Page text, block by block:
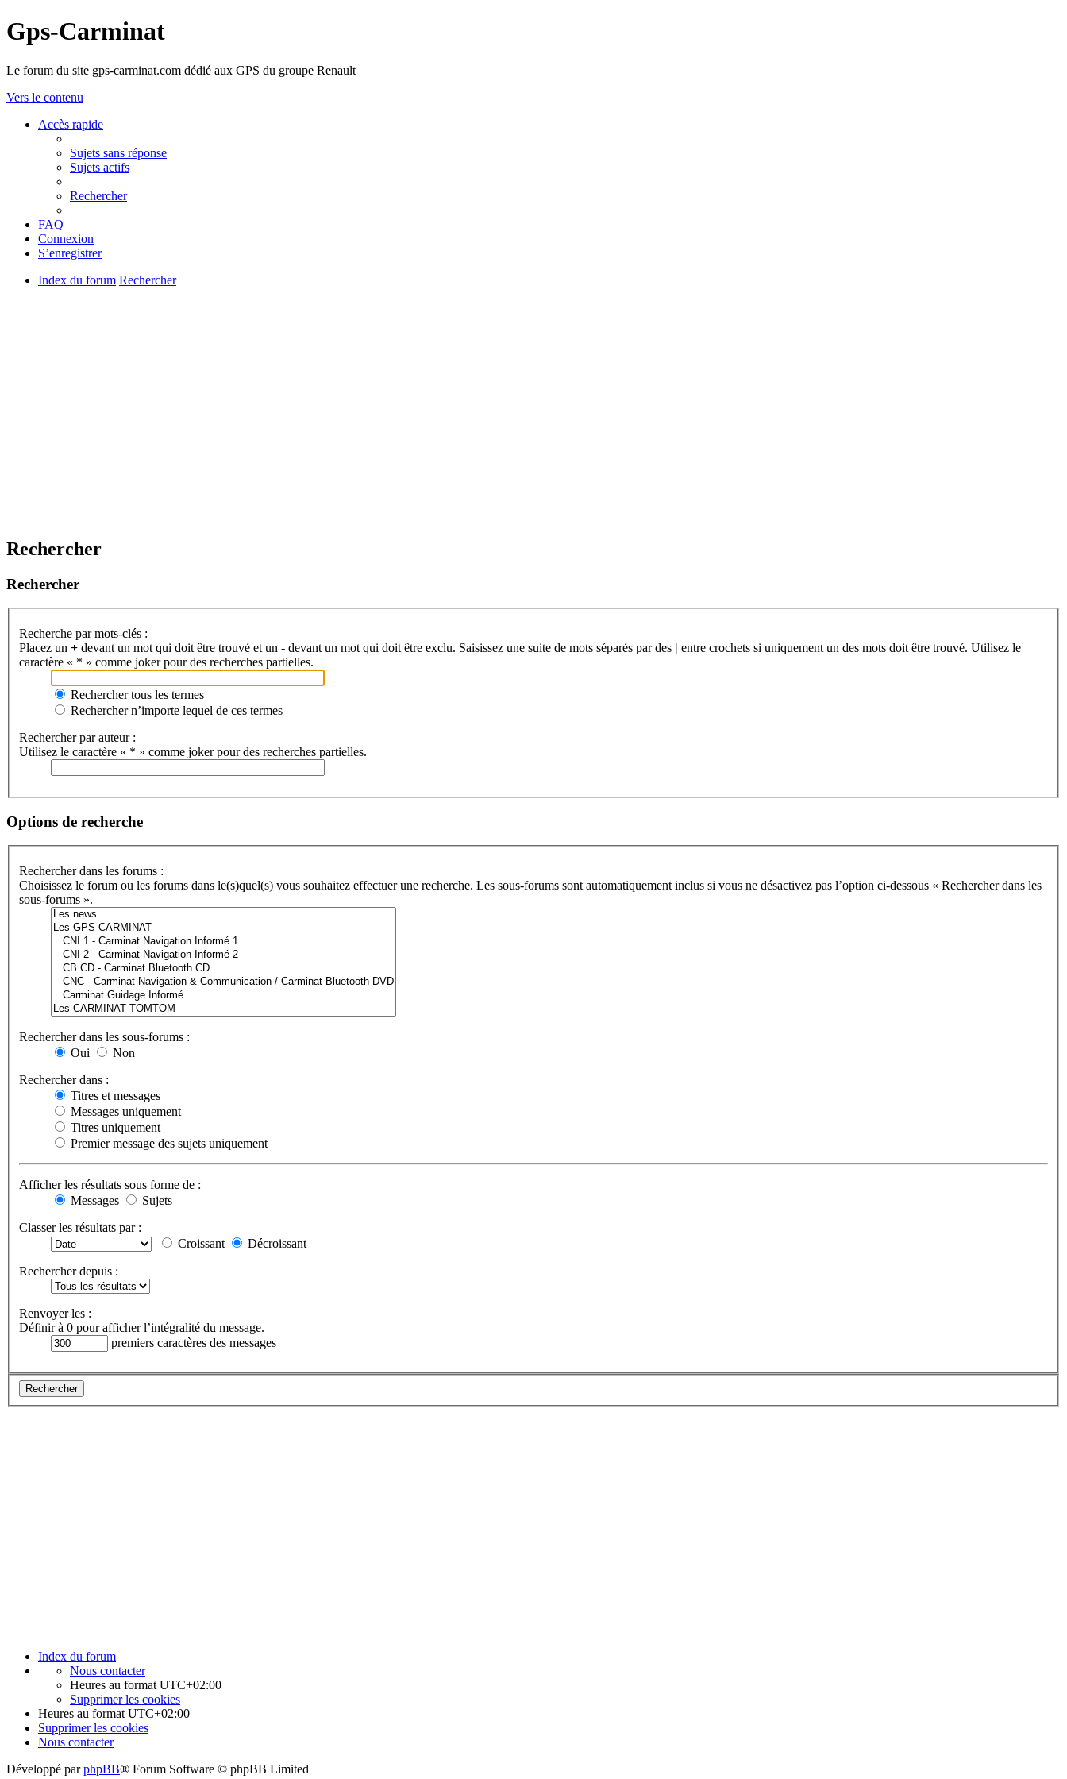
Gps-Carminat
Le forum du site gps-carminat.com dédié aux GPS du groupe Renault
Vers le contenu
Accès rapide
Sujets sans réponse
Sujets actifs
Rechercher
FAQ
Connexion
S’enregistrer
Index du forum Rechercher
Rechercher
Rechercher
Recherche par mots-clés :
Placez un + devant un mot qui doit être trouvé et un - devant un mot qui doit être exclu. Saisissez une suite de mots séparés par des | entre crochets si uniquement un des mots doit être trouvé. Utilisez le
caractère « * » comme joker pour des recherches partielles.
Rechercher tous les termes
Rechercher n’importe lequel de ces termes
Rechercher par auteur :
Utilisez le caractère « * » comme joker pour des recherches partielles.
Options de recherche
Rechercher dans les forums :
Choisissez le forum ou les forums dans le(s)quel(s) vous souhaitez effectuer une recherche. Les sous-forums sont automatiquement inclus si vous ne désactivez pas l’option ci-dessous « Rechercher dans les
sous-forums ».
Rechercher dans les sous-forums :
Oui
Non
Rechercher dans :
Titres et messages
Messages uniquement
Titres uniquement
Premier message des sujets uniquement
Afficher les résultats sous forme de :
Messages
Sujets
Classer les résultats par :
Croissant
Décroissant
Rechercher depuis :
Renvoyer les :
Définir à 0 pour afficher l’intégralité du message.
premiers caractères des messages
Index du forum
Nous contacter
Heures au format UTC+02:00
Supprimer les cookies
Heures au format UTC+02:00
Supprimer les cookies
Nous contacter
Développé parphpBB® Forum Software © phpBB Limited